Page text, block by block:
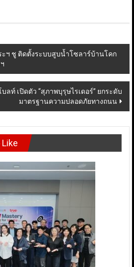
ะฯ ชู ติดตั้งระบบสูบน้ำโซลาร์บ้านโคก
ลท์ เปิดตัว “สุภาพบุรุษไรเดอร์” ยกระดับ
มาตรฐานความปลอดภัยทางถนน